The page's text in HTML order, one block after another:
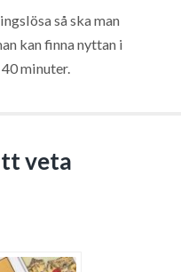
så ska man
kan finna nyttan i
minuter.
veta